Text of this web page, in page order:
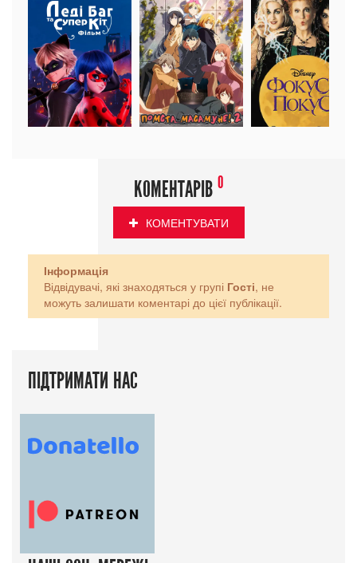
КОМЕНТАРІВ 0
КОМЕНТУВАТИ
Інформація
Відвідувачі, які знаходяться у групі Гості, не
можуть залишати коментарі до цієї публікації.
ПІДТРИМАТИ НАС